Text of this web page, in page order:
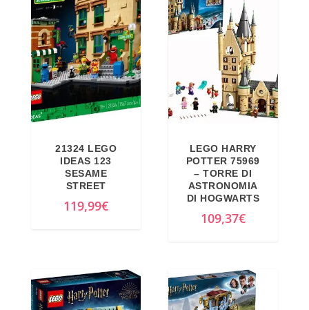
o
o
r
i
g
i
a
l
e
r
4
4
z
o
a
t
t
u
l
e
è
4
,
1
21324 LEGO
IDEAS 123
SESAME
STREET
119,99€
LEGO HARRY
POTTER 75969
– TORRE DI
ASTRONOMIA
DI HOGWARTS
109,37€